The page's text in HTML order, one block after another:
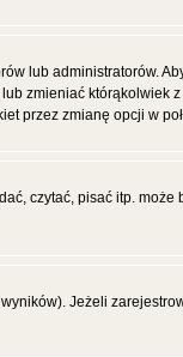
lub administratorów.
zmieniać
przez zmianę opcji w
czytać, pisać itp.
Jeżeli